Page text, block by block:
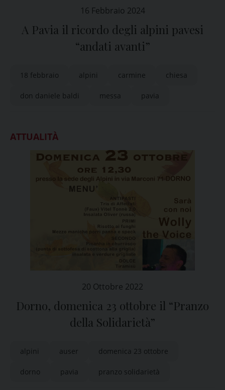
16 Febbraio 2024
A Pavia il ricordo degli alpini pavesi
“andati avanti”
18 febbraio alpini carmine chiesa
don daniele baldi messa pavia
ATTUALITÀ
20 Ottobre 2022
Dorno, domenica 23 ottobre il “Pranzo
della Solidarietà”
alpini auser domenica 23 ottobre
dorno pavia pranzo solidarietà